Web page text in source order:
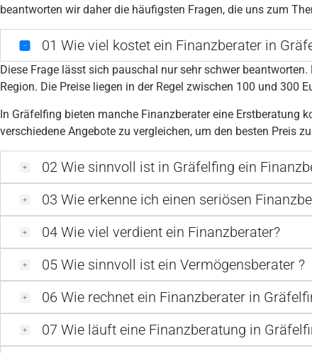
beantworten wir daher die häufigsten Fragen, die uns zum
01 Wie viel kostet ein Finanzberater in
Diese Frage lässt sich pauschal nur sehr schwer
Region. Die Preise liegen in der Regel zwischen 100 und 300
In Gräfelfing bieten manche Finanzberater eine Erstberatung
verschiedene Angebote zu vergleichen, um den besten Preis
02 Wie sinnvoll ist in Gräfelfing ein
03 Wie erkenne ich einen seriösen
04 Wie viel verdient ein Finanzberater?
05 Wie sinnvoll ist ein Vermögensberater ?
06 Wie rechnet ein Finanzberater in
07 Wie läuft eine Finanzberatung in